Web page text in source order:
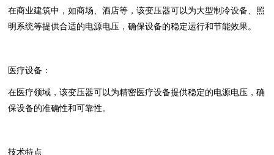
在商业建筑中，如商场、酒店等，该变压器可以为大型制冷设备、照
明系统等提供合适的电源电压，确保设备的稳定运行和节能效果。
医疗设备‌：
在医疗领域，该变压器可以为精密医疗设备提供稳定的电源电压，确
保设备的准确性和可靠性。
技术特点